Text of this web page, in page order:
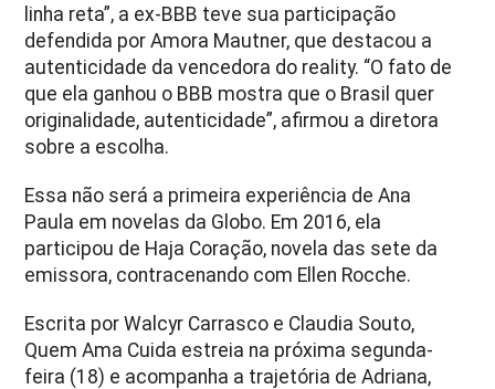
linha reta”, a ex-BBB teve sua participação
defendida por Amora Mautner, que destacou a
autenticidade da vencedora do reality. “O fato de
que ela ganhou o BBB mostra que o Brasil quer
originalidade, autenticidade”, afirmou a diretora
sobre a escolha.
Essa não será a primeira experiência de Ana
Paula em novelas da Globo. Em 2016, ela
participou de Haja Coração, novela das sete da
emissora, contracenando com Ellen Rocche.
Escrita porWalcyr Carrasco e Claudia Souto,
Quem Ama Cuida estreia na próxima segunda-
feira (18) e acompanha a trajetória de Adriana,